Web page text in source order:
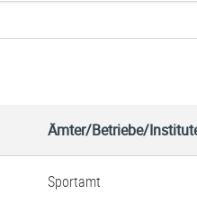
Ämter/Betriebe/
Sportamt